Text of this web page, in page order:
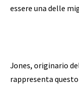
essere una delle
Jones, originario
rappresenta